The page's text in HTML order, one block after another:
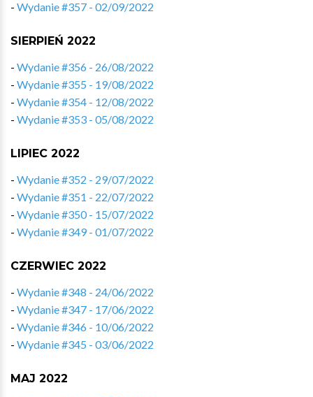
- Wydanie #357 - 02/09/2022
SIERPIEŃ 2022
- Wydanie #356 - 26/08/2022
- Wydanie #355 - 19/08/2022
- Wydanie #354 - 12/08/2022
- Wydanie #353 - 05/08/2022
LIPIEC 2022
- Wydanie #352 - 29/07/2022
- Wydanie #351 - 22/07/2022
- Wydanie #350 - 15/07/2022
- Wydanie #349 - 01/07/2022
CZERWIEC 2022
- Wydanie #348 - 24/06/2022
- Wydanie #347 - 17/06/2022
- Wydanie #346 - 10/06/2022
- Wydanie #345 - 03/06/2022
MAJ 2022